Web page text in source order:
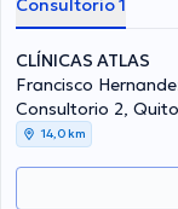
Consultorio 1
CLÍNICAS ATLAS
Francisco Hernandez de Girón N35-50 Av America ,
Consultorio 2, Quito
14,0 km